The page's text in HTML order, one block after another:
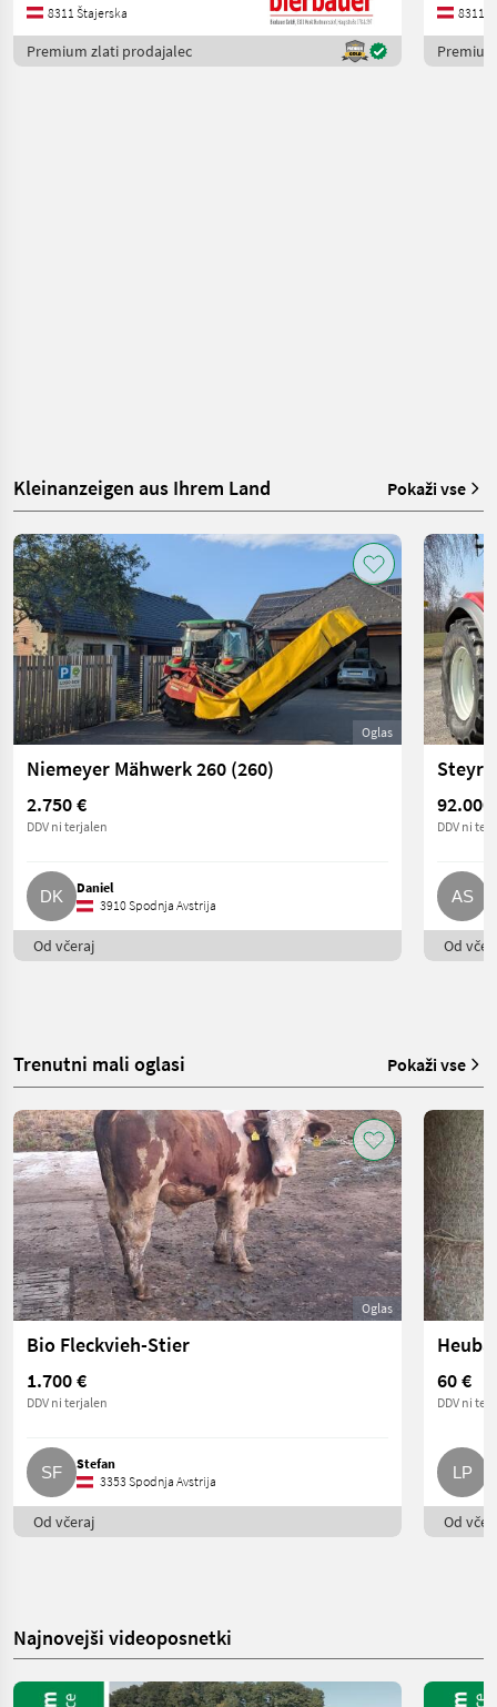
8311 Štajerska
Premium zlati prodajalec
8311
Kleinanzeigen aus Ihrem Land Pokaži vse
Oglas
Niemeyer Mähwerk 260 (260)
2.750 €
DDV ni terjalen
Daniel
3910 Spodnja Avstrija
Od včeraj
Steyr
92.000
DDV ni
Od
Trenutni mali oglasi Pokaži vse
Oglas
Bio Fleckvieh-Stier
1.700 €
DDV ni terjalen
Stefan
3353 Spodnja Avstrija
Od včeraj
60 €
DDV ni
Od
Najnovejši videoposnetki